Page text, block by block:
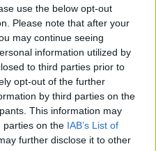
use the below opt-out
Please note that after your
may continue seeing
information utilized by
to third parties prior to
opt-out of the further
by third parties on the
This information may
parties on the IAB’s List of
further disclose it to other
Lietuva
Ugniagesiai: dėl audros
nuverstų medžių į
iškvietimus vykome 49
kartus